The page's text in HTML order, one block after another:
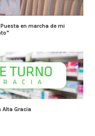
en marcha de mi
Alta Gracia